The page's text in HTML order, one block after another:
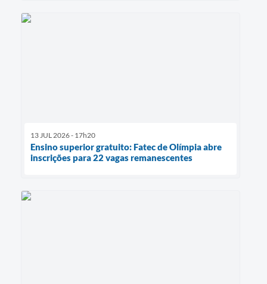
13 JUL 2026 - 17h20
Ensino superior gratuito: Fatec de Olímpia abre
inscrições para 22 vagas remanescentes